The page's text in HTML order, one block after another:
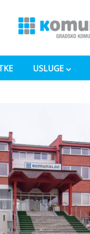
USLUGE